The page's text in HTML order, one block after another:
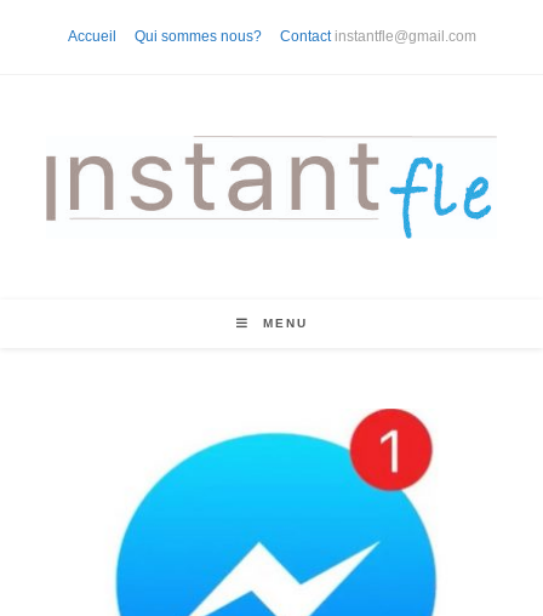
Accueil Qui sommes nous? Contact instantfle@gmail.com
MENU